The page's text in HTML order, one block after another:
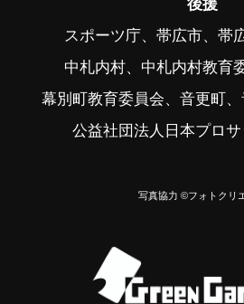
後援
スポーツ庁、帯広市、帯
中札内村、中札内村教育
幕別町教育委員会、音更町
公益社団法人日本プロ
写真協力 ©フォトクリ